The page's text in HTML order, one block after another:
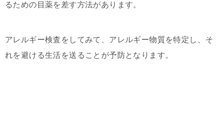
るための目薬を差す方法があります。
アレルギー検査をしてみて、アレルギー物質を特定し、そ
れを避ける生活を送ることが予防となります。